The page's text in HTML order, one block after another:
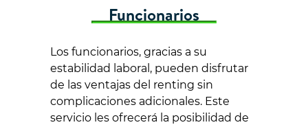
Funcionarios
Los funcionarios, gracias a su
estabilidad laboral, pueden disfrutar
de las ventajas del renting sin
complicaciones adicionales. Este
servicio les ofrecerá la posibilidad de